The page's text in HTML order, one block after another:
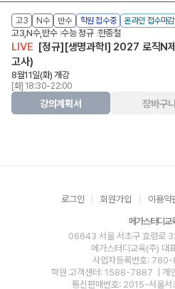
고3 N수 반수 학원 접수중 온라인 접수마감
고3,N수,반수 수능 정규 한종철
LIVE [정규][생명과학I] 2027 로직N
고사)
8월11일(화) 개강
[화] 18:30-22:00
강의계획서 장바구니
로그인 회원가입 이용약
메가스터디교
06643 서울 서초구 효령로
메가스터디교육(주) 대
사업자등록번호:
학원 고객센터: 1588-7887
|
통신판매번호: 2015-서울